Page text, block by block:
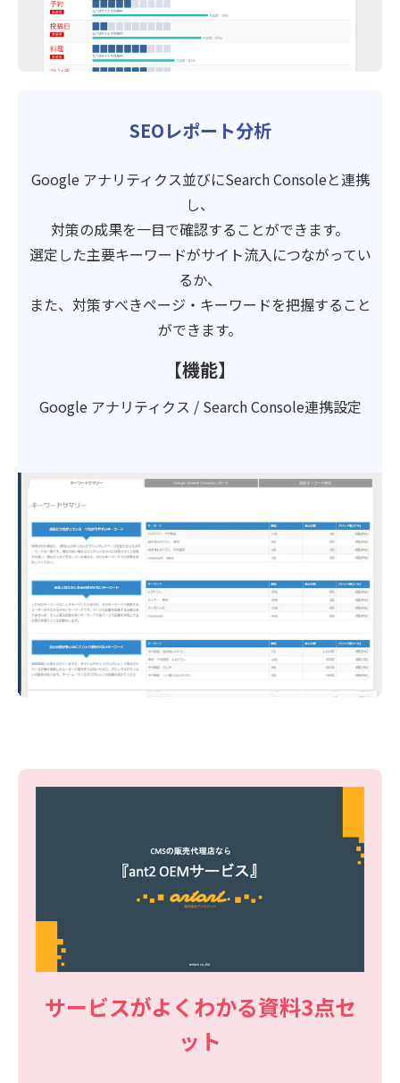
SEOレポート分析
Google アナリティクス並びにSearch Consoleと連携
し、
対策の成果を一目で確認することができます。
選定した主要キーワードがサイト流入につながってい
るか、
また、対策すべきページ・キーワードを把握すること
ができます。
【機能】
Google アナリティクス / Search Console連携設定
サービスがよくわかる資料3点セ
ット